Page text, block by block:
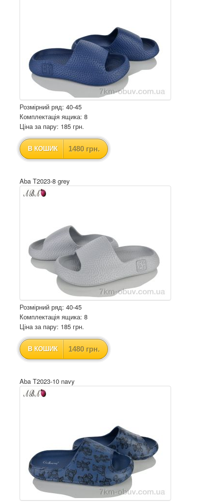
Розмірний ряд: 40-45
Комплектація ящика: 8
Ціна за пару: 185 грн.
В КОШИК 1480 грн.
Aba T2023-8 grey
Розмірний ряд: 40-45
Комплектація ящика: 8
Ціна за пару: 185 грн.
В КОШИК 1480 грн.
Aba T2023-10 navy